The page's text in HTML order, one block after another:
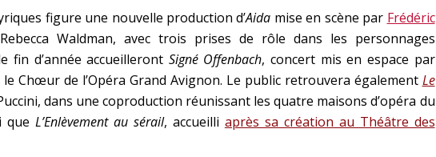
figure une nouvelle production d’Aida mise en scène par Frédéric
Waldman, avec trois prises de rôle dans les personnages
fin d’année accueilleront Signé Offenbach, concert mis en espace par
le Chœur de l’Opéra Grand Avignon. Le public retrouvera également Le
dans une coproduction réunissant les quatre maisons d’opéra du
queL’Enlèvement au sérail, accueilli après sa création au Théâtre des